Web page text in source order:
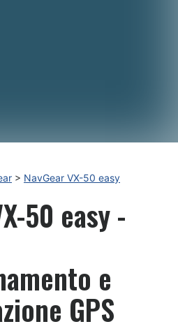
> NavGear VX-50 easy
50 easy -
e
GPS